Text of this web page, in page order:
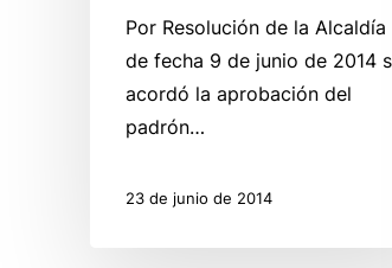
Saneamiento.
Por Resolución de la Alcaldía
de fecha 9 de junio de 2014
acordó la aprobación del
padrón…
23 de junio de 2014